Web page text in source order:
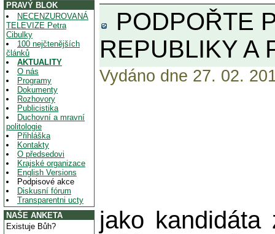
PRAVÝ BLOK
NECENZUROVANÁ
TELEVIZE Petra
Cibulky
100 nejčtenějších
článků
AKTUALITY
O nás
Programy
Dokumenty
Rozhovory
Publicistika
Duchovní a mravní
politologie
Přihláška
Kontakty
O předsedovi
Krajské organizace
English Versions
Podpisové akce
Diskusní fórum
Transparentni ucty
NAŠE ANKETA
Existuje Bůh?
PODPOŘTE
REPUBLIKY A
Vydáno dne 27. 02.
jako